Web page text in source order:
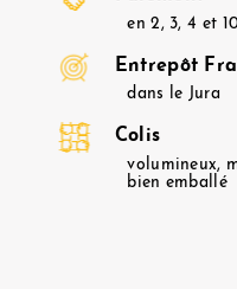
en 2, 3, 4 et
Entrepôt
dans le Jura
Colis
volumineux,
bien emballé